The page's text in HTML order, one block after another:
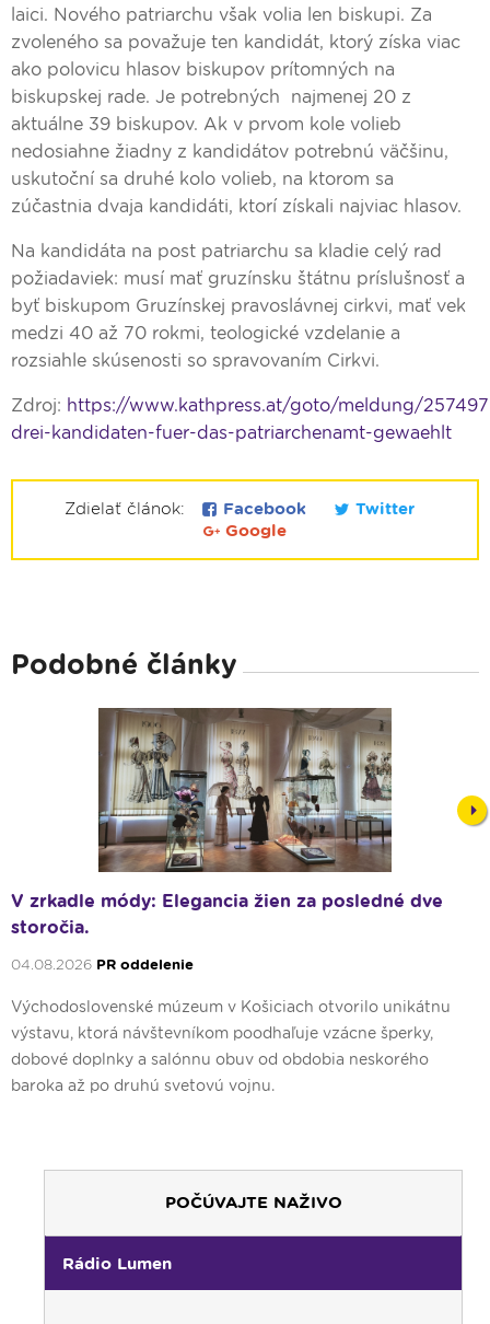
laici. Nového patriarchu však volia len biskupi. Za
zvoleného sa považuje ten kandidát, ktorý získa viac
ako polovicu hlasov biskupov prítomných na
biskupskej rade. Je potrebných najmenej 20 z
aktuálne 39 biskupov. Ak v prvom kole volieb
nedosiahne žiadny z kandidátov potrebnú väčšinu,
uskutoční sa druhé kolo volieb, na ktorom sa
zúčastnia dvaja kandidáti, ktorí získali najviac hlasov.
Na kandidáta na post patriarchu sa kladie celý rad
požiadaviek: musí mať gruzínsku štátnu príslušnosť a
byť biskupom Gruzínskej pravoslávnej cirkvi, mať vek
medzi 40 až 70 rokmi, teologické vzdelanie a
rozsiahle skúsenosti so spravovaním Cirkvi.
Zdroj: https://www.kathpress.at/goto/meldung/
drei-kandidaten-fuer-das-patriarchenamt-gewaehlt
Zdielať článok: Facebook
Twitter
Google
Podobné články
V zrkadle módy: Elegancia žien za posledné dve
storočia.
04.08.2026 PR oddelenie
Východoslovenské múzeum v Košiciach otvorilo unikátnu
výstavu, ktorá návštevníkom poodhaľuje vzácne šperky,
dobové doplnky a salónnu obuv od obdobia neskorého
baroka až po druhú svetovú vojnu.
POČÚVAJTE NAŽIVO
Rádio Lumen